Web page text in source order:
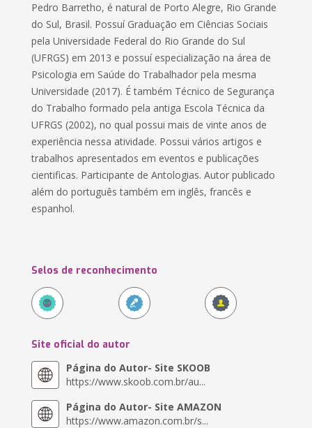
Pedro Barretho, é natural de Porto Alegre, Rio Grande
do Sul, Brasil. Possuí Graduação em Ciências Sociais
pela Universidade Federal do Rio Grande do Sul
(UFRGS) em 2013 e possuí especialização na área de
Psicologia em Saúde do Trabalhador pela mesma
Universidade (2017). É também Técnico de Segurança
do Trabalho formado pela antiga Escola Técnica da
UFRGS (2002), no qual possui mais de vinte anos de
experiência nessa atividade. Possui vários artigos e
trabalhos apresentados em eventos e publicações
cientificas. Participante de Antologias. Autor publicado
além do português também em inglês, francês e
espanhol.
Selos de reconhecimento
Site oficial do autor
Página do Autor- Site SKOOB
https://www.skoob.com.br/au...
Página do Autor- Site AMAZON
https://www.amazon.com.br/s...